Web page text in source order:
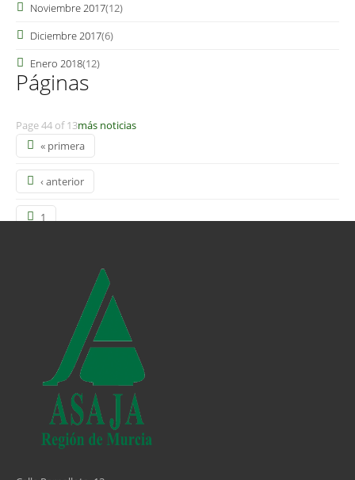
Noviembre 2017(12)
Diciembre 2017(6)
Enero 2018(12)
Páginas
Page 44 of 13
« primera
‹ anterior
1
7
más noticias